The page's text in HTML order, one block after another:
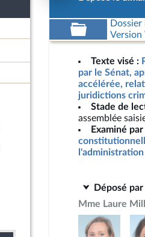
Texte visé :
par le Sénat,
accélérée,
juridictions
Stade de
assemblée
Examiné par
Déposé par
Mme Laure